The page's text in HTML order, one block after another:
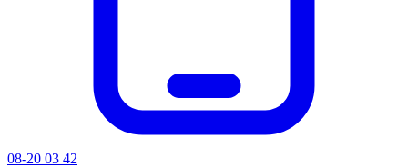
08-20 03 42